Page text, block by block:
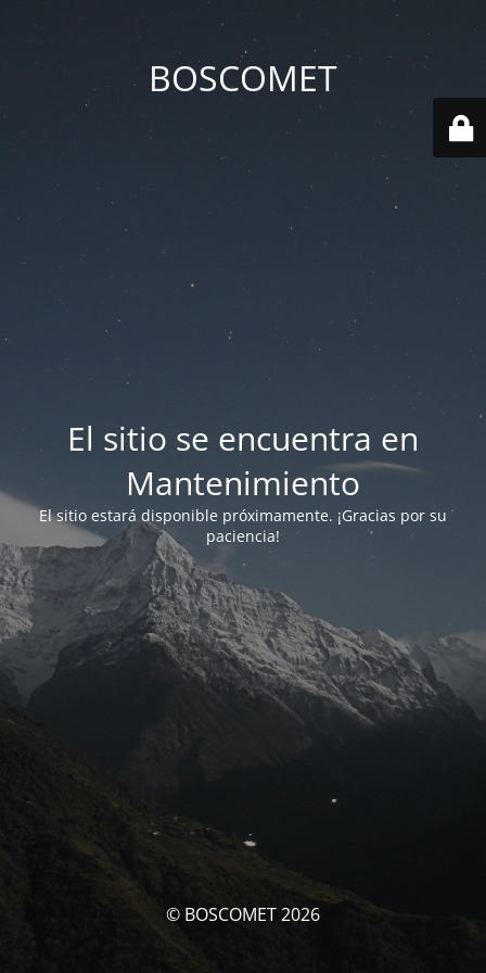
BOSCOMET
El sitio se encuentra en
Mantenimiento
El sitio estará disponible próximamente. ¡Gracias por su
paciencia!
© BOSCOMET 2026